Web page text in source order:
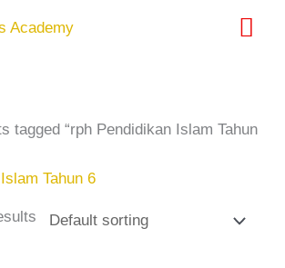
tagged “rph Pendidikan Islam Tahun
Tahun 6